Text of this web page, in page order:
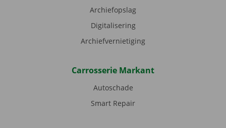
Archiefopslag
Digitalisering
Archiefvernietiging
Carrosserie Markant
Autoschade
Smart Repair